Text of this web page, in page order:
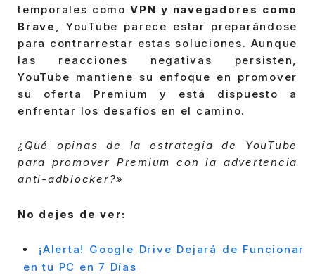
temporales como VPN y navegadores como
Brave , YouTube parece estar preparándose
para contrarrestar estas soluciones. Aunque
las reacciones negativas persisten,
YouTube mantiene su enfoque en promover
su oferta Premium y está dispuesto a
enfrentar los desafíos en el camino.
¿Qué opinas de la estrategia de YouTube
para promover Premium con la advertencia
anti-adblocker?»
No dejes de ver:
¡Alerta! Google Drive Dejará de Funcionar
en tu PC en 7 Días